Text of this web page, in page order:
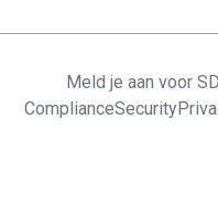
Meld je aan voor
ComplianceSecurity